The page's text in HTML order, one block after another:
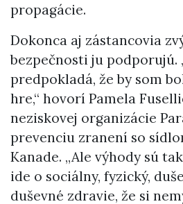
propagácie.
Dokonca aj zástancovia
bezpečnosti ju podporujú.
predpokladá, že by som
hre,“ hovorí Pamela
neziskovej organizácie
prevenciu zranení so
Kanade. „Ale výhody sú
ide o sociálny, fyzický,
duševné zdravie, že si